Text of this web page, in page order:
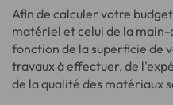
Afin de calculer votre
matériel et celui de la
fonction de la superficie de
travaux à effectuer, de
de la qualité des matériaux